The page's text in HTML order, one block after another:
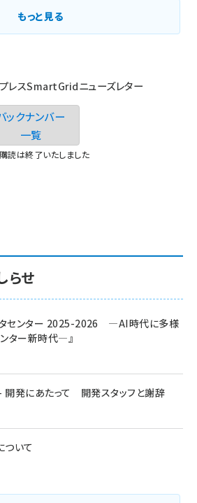
もっと見る
レスSmartGridニューズレター
ックナンバー
一覧
読は終了いたしました
らせ
ータセンター 2025-2026 ―AI時代に多様
ター新時代―』
発にあたって 開発スタッフと謝辞
いて